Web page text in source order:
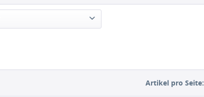
Artikel pro Seite: